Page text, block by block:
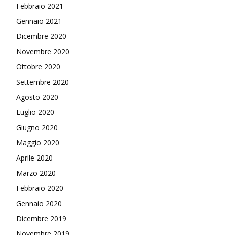
Febbraio 2021
Gennaio 2021
Dicembre 2020
Novembre 2020
Ottobre 2020
Settembre 2020
Agosto 2020
Luglio 2020
Giugno 2020
Maggio 2020
Aprile 2020
Marzo 2020
Febbraio 2020
Gennaio 2020
Dicembre 2019